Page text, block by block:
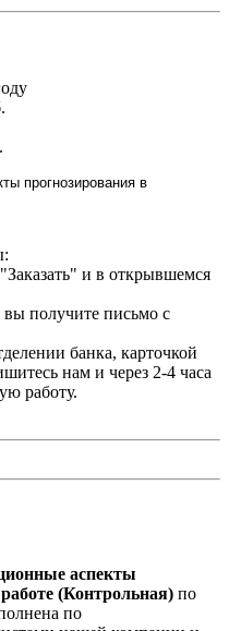
в 2020 году
и в открывшемся
получите письмо с
банка, карточкой
нам и через 2-4 часа
работу.
аспекты
(Контрольная) по
по